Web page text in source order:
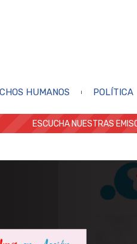
HUMANOS POLÍTICA
ESCUCHA NUESTRAS